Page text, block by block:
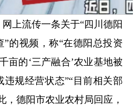
上流传一条关于“四川德阳
的视频，称“在德阳总投资
亩的‘三产融合’农业基地被
规经营状态”“目前相关部
，德阳市农业农村局回应，